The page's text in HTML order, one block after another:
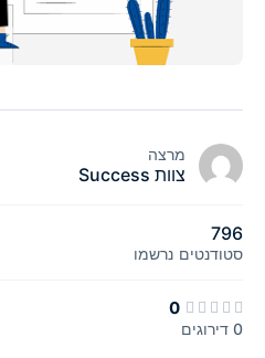
מרצה
צוות Success
796
סטודנטים נרשמו
0
0 דירוגים